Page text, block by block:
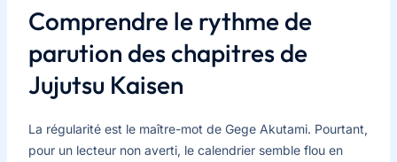
Comprendre le rythme de
parution des chapitres de
Jujutsu Kaisen
La régularité est le maître-mot de Gege Akutami. Pourtant,
pour un lecteur non averti, le calendrier semble flou en